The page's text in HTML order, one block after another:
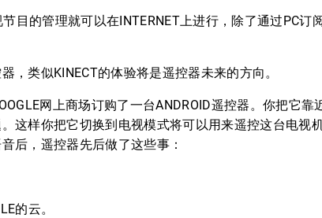
的管理就可以在INTERNET上进行，除了通过PC订
类似KINECT的体验将是遥控器未来的方向。
网上商场订购了一台ANDROID遥控器。你把它靠
这样你把它切换到电视模式将可以用来遥控这台电视
后，遥控器先后做了这些事：
的云。